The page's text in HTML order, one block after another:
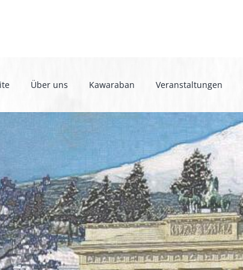
Über uns Kawaraban Veranstaltungen